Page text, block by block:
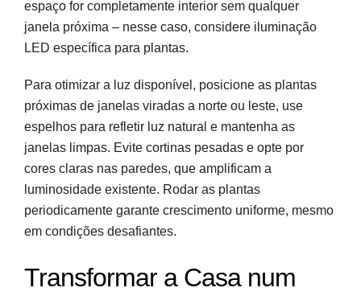
espaço for completamente interior sem qualquer
janela próxima – nesse caso, considere iluminação
LED específica para plantas.
Para otimizar a luz disponível, posicione as plantas
próximas de janelas viradas a norte ou leste, use
espelhos para refletir luz natural e mantenha as
janelas limpas. Evite cortinas pesadas e opte por
cores claras nas paredes, que amplificam a
luminosidade existente. Rodar as plantas
periodicamente garante crescimento uniforme, mesmo
em condições desafiantes.
Transformar a Casa num